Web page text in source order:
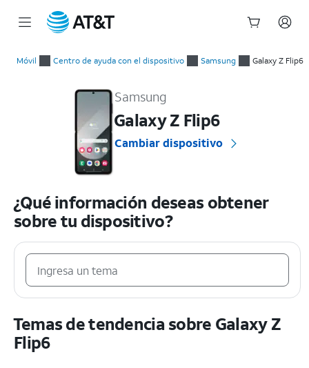
Móvil Centro de ayuda con el dispositivo Samsung Galaxy Z Flip6
Samsung
Galaxy Z Flip6
Cambiar dispositivo
¿Qué información deseas obtener
sobre tu dispositivo?
Temas de tendencia sobre Galaxy Z
Flip6